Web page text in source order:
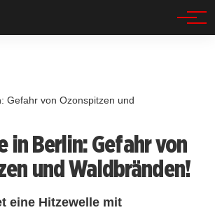
Gefahr von Ozonspitzen und
in Berlin: Gefahr von
und Waldbränden!
eine Hitzewelle mit